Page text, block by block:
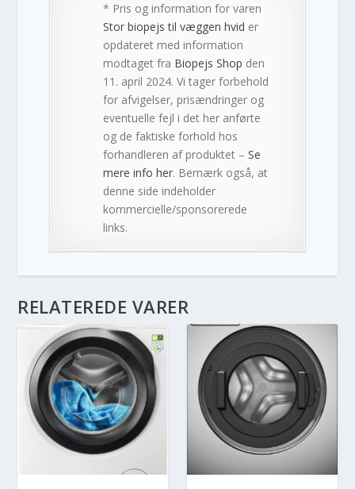
* Pris og information for varen
Stor biopejs til væggen hvid er
opdateret med information
modtaget fra Biopejs Shop den
11. april 2024. Vi tager forbehold
for afvigelser, prisændringer og
eventuelle fejl i det her anførte
og de faktiske forhold hos
forhandleren af produktet –Se
mere info her. Bemærk også, at
denne side indeholder
kommercielle/sponsorerede
links.
RELATEREDE VARER